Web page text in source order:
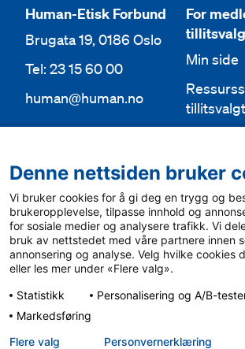
Human-Etisk Forbund
Brugata 19, 0186 Oslo
Tel: 23 15 60 00
human@human.no
Aktuelt
For media
Ledige stillinger
English
Sámegiel álgosiidui
For
Min side
Bli
Bli
Denne nettsiden bruker
Vi bruker cookies for å gi deg en trygg og
brukeropplevelse, tilpasse innhold og
for sosiale medier og analysere trafikk. Vi
bruk av nettstedet med våre partnere innen
annonsering og analyse. Velg hvilke cookies
eller les mer under «Flere valg».
Statistikk
Personalisering og A/B-
Markedsføring
Flere valg
Personvern­erklæring